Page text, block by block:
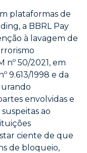
plataformas de
a BBRL Pay
à lavagem de
nº 50/2021, em
9.613/1998 e da
envolvidas e
ao
ciente de que
de bloqueio,